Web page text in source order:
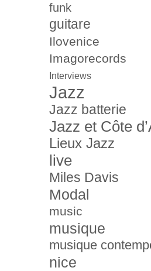
funk
guitare
Ilovenice
Imagorecords
Interviews
Jazz
Jazz batterie
Jazz et Côte
Lieux Jazz
live
Miles Davis
Modal
music
musique
musique
nice